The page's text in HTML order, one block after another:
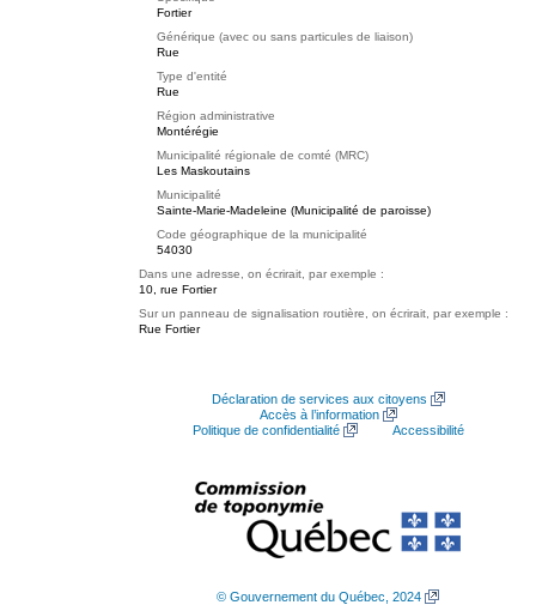
Fortier
Générique (avec ou sans particules de liaison)
Rue
Type d'entité
Rue
Région administrative
Montérégie
Municipalité régionale de comté (MRC)
Les Maskoutains
Municipalité
Sainte-Marie-Madeleine (Municipalité de paroisse)
Code géographique de la municipalité
54030
Dans une adresse, on écrirait, par exemple :
10, rue Fortier
Sur un panneau de signalisation routière, on écrirait, par exemple :
Rue Fortier
Déclaration de services aux citoyens
Accès à l’information
Politique de confidentialité
Accessibilité
© Gouvernement du Québec, 2024